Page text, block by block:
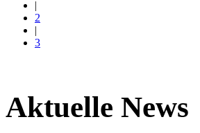
|
2
|
3
Aktuelle News